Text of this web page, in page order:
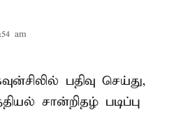
am
பதிவு செய்து,
சான்றிதழ் படிப்பு